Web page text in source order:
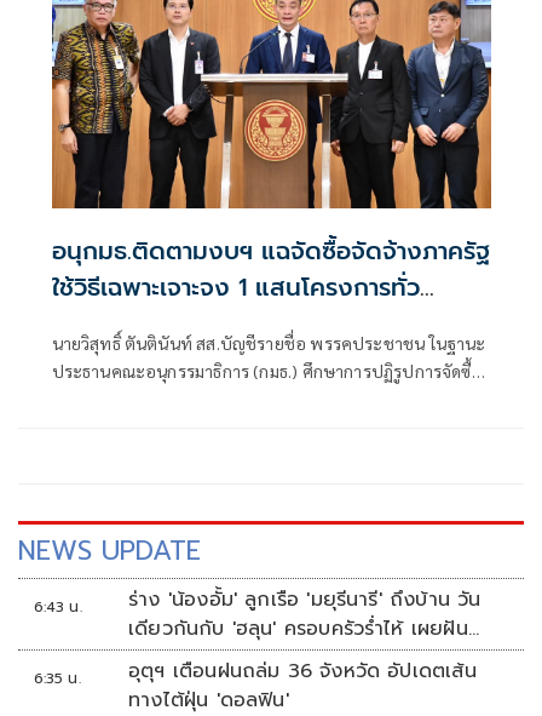
อนุกมธ.ติดตามงบฯ แฉจัดซื้อจัดจ้างภาครัฐ
ใช้วิธีเฉพาะเจาะจง 1 แสนโครงการทั่ว
ประเทศ เอื้อทุจริตงบกว่า 5 หมื่นล้านบาท
นายวิสุทธิ์ ตันตินันท์ สส.บัญชีรายชื่อ พรรคประชาชน ในฐานะ
ประธานคณะอนุกรรมาธิการ (กมธ.) ศึกษาการปฏิรูปการจัดซื้อ
NEWS UPDATE
6:43 น.
ร่าง 'น้องอั้ม' ลูกเรือ 'มยุรีนารี' ถึงบ้าน วัน
เดียวกันกับ 'ฮลุน' ครอบครัวร่ำไห้ เผยฝัน
อยากเป็นทหารเรือ
6:35 น.
อุตุฯ เตือนฝนถล่ม 36 จังหวัด อัปเดตเส้น
ทางไต้ฝุ่น 'ดอลฟิน'